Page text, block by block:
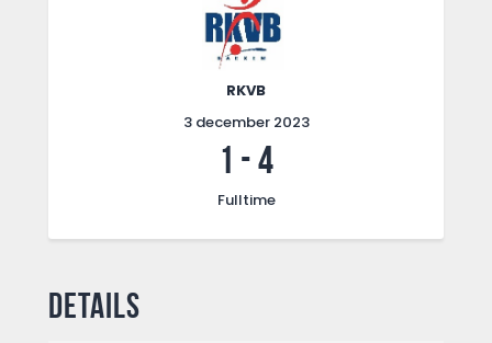
Foto album
RKVB
3 december 2023
1 -4
Fulltime
Details